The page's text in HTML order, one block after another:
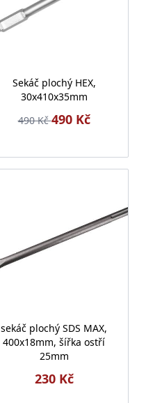
Sekáč plochý HEX,
30x410x35mm
490 Kč490 Kč
sekáč plochý SDS MAX,
400x18mm, šířka ostří
25mm
230 Kč